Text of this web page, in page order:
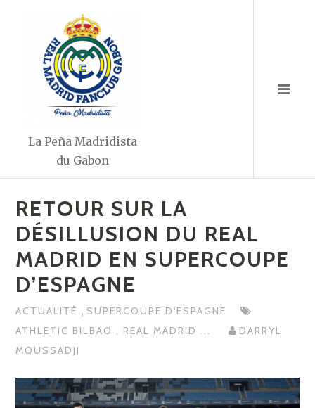
La Peña Madridista
du Gabon
RETOUR SUR LA
DÉSILLUSION DU REAL
MADRID EN SUPERCOUPE
D’ESPAGNE
ACTUALITÉ , SUPERCOUPE D'ESPAGNE
ATHLETIC BILBAO , REAL MADRID ...
DARRYL
MOUSSADJI